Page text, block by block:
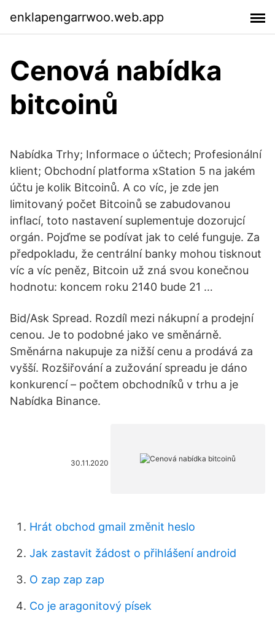
enklapengarrwoo.web.app
Cenová nabídka
bitcoinů
Nabídka Trhy; Informace o účtech; Profesionální
klient; Obchodní platforma xStation 5 na jakém
účtu je kolik Bitcoinů. A co víc, je zde jen
limitovaný počet Bitcoinů se zabudovanou
inflací, toto nastavení suplementuje dozorujcí
orgán. Pojďme se podívat jak to celé funguje. Za
předpokladu, že centrální banky mohou tisknout
víc a víc peněz, Bitcoin už zná svou konečnou
hodnotu: koncem roku 2140 bude 21 …
Bid/Ask Spread. Rozdíl mezi nákupní a prodejní
cenou. Je to podobné jako ve směnárně.
Směnárna nakupuje za nižší cenu a prodává za
vyšší. Rozšiřování a zužování spreadu je dáno
konkurencí – počtem obchodníků v trhu a je
Nabídka Binance.
30.11.2020
Hrát obchod gmail změnit heslo
Jak zastavit žádost o přihlášení android
O zap zap zap
Co je aragonitový písek